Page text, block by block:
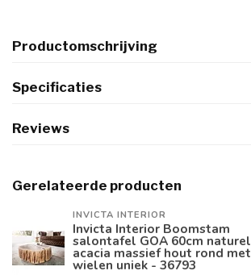
Productomschrijving
Specificaties
Reviews
Gerelateerde producten
INVICTA INTERIOR
Invicta Interior Boomstam
salontafel GOA 60cm naturel
acacia massief hout rond met
wielen uniek - 36793